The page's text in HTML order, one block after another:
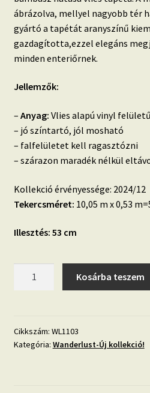
ábrázolva, mellyel nagyobb tér
gyártó a tapétát aranyszínű
gazdagította,ezzel elegáns
minden enteriőrnek.
Jellemzők:
– Anyag: Vlies alapú vinyl
– jó színtartó, jól mosható
– falfelületet kell ragasztózni
– szárazon maradék nélkül
Kollekció érvényessége: 2024/12
Tekercsméret: 10,05 m x 0,53
Illesztés: 53 cm
vlies
tapéta
Kosárba teszem
Cikkszám: WL1103
Kategória: Wanderlust-Új kollekció!